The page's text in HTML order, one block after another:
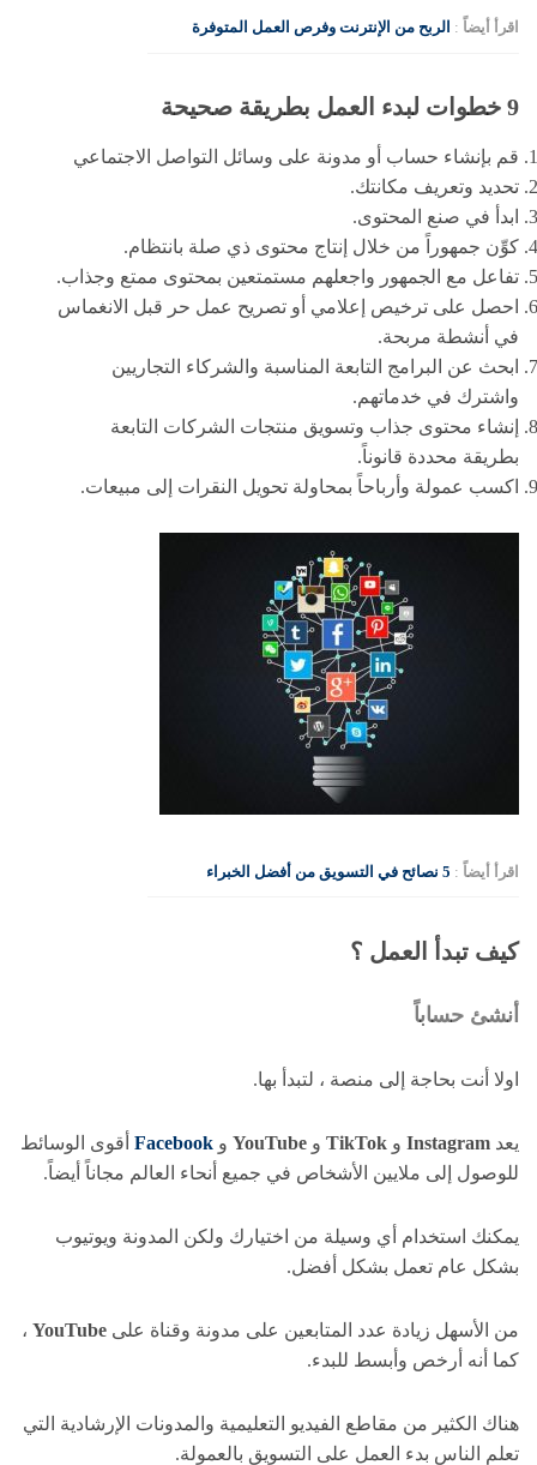
اقرأ أيضاً : الربح من الإنترنت وفرص العمل المتوفرة
9 خطوات لبدء العمل بطريقة صحيحة
قم بإنشاء حساب أو مدونة على وسائل التواصل الاجتماعي
تحديد وتعريف مكانتك.
ابدأ في صنع المحتوى.
كوِّن جمهوراً من خلال إنتاج محتوى ذي صلة بانتظام.
تفاعل مع الجمهور واجعلهم مستمتعين بمحتوى ممتع وجذاب.
احصل على ترخيص إعلامي أو تصريح عمل حر قبل الانغماس
في أنشطة مربحة.
ابحث عن البرامج التابعة المناسبة والشركاء التجاريين
واشترك في خدماتهم.
إنشاء محتوى جذاب وتسويق منتجات الشركات التابعة
بطريقة محددة قانوناً.
اكسب عمولة وأرباحاً بمحاولة تحويل النقرات إلى مبيعات.
اقرأ أيضاً : 5 نصائح في التسويق من أفضل الخبراء
كيف تبدأ العمل ؟
أنشئ حساباً
اولا أنت بحاجة إلى منصة ، لتبدأ بها.
يعد Instagram و TikTok و YouTube و Facebook أقوى الوسائط
للوصول إلى ملايين الأشخاص في جميع أنحاء العالم مجاناً أيضاً.
يمكنك استخدام أي وسيلة من اختيارك ولكن المدونة ويوتيوب
بشكل عام تعمل بشكل أفضل.
من الأسهل زيادة عدد المتابعين على مدونة وقناة على YouTube ،
كما أنه أرخص وأبسط للبدء.
هناك الكثير من مقاطع الفيديو التعليمية والمدونات الإرشادية التي
تعلم الناس بدء العمل على التسويق بالعمولة.